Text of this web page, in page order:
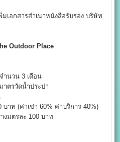
อกสารสำเนาหนังสือรับรอง บริษัท
Outdoor Place
ำนวน 3 เดือน
าตรวัดน้ำประปา
าท (ค่าเช่า 60% ค่าบริการ 40%)
งมตรละ 100 บาท